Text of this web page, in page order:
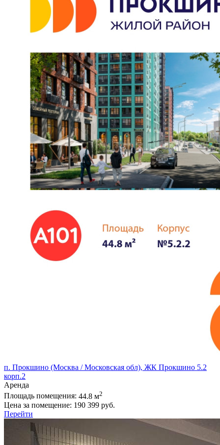
п. Прокшино (Москва / Московская обл), ЖК Прокшино 5.2
корп.2
Аренда
Площадь помещения: 44.8 м2
Цена за помещение: 190 399 руб.
Перейти